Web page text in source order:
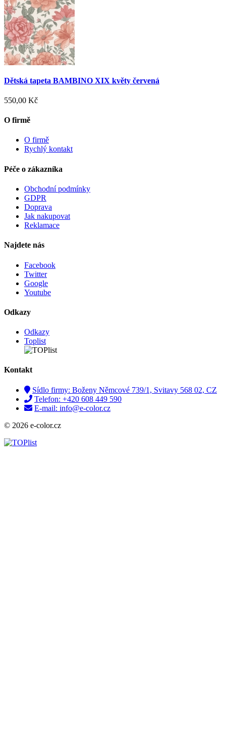
Dětská tapeta BAMBINO XIX květy červená
550,00 Kč
O firmě
O firmě
Rychlý kontakt
Péče o zákazníka
Obchodní podmínky
GDPR
Doprava
Jak nakupovat
Reklamace
Najdete nás
Facebook
Twitter
Google
Youtube
Odkazy
Odkazy
Toplist
Kontakt
Sídlo firmy: Boženy Němcové 739/1, Svitavy 568 02, CZ
Telefon: +420 608 449 590
E-mail: info@e-color.cz
© 2026 e-color.cz